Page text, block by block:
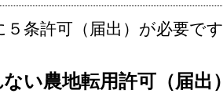
５条許可（届出）が必要で
い農地転用許可（届出